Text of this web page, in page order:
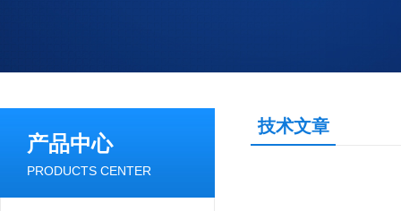
产品中心
PRODUCTS CENTER
技术文章